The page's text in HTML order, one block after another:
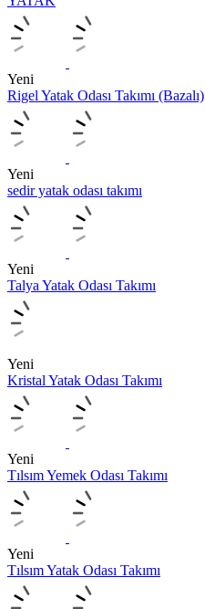
Yeni
Rigel Yatak Odası Takımı (Bazalı)
Yeni
sedir yatak odası takımı
Yeni
Talya Yatak Odası Takımı
Yeni
Kristal Yatak Odası Takımı
Yeni
Tılsım Yemek Odası Takımı
Yeni
Tılsım Yatak Odası Takımı